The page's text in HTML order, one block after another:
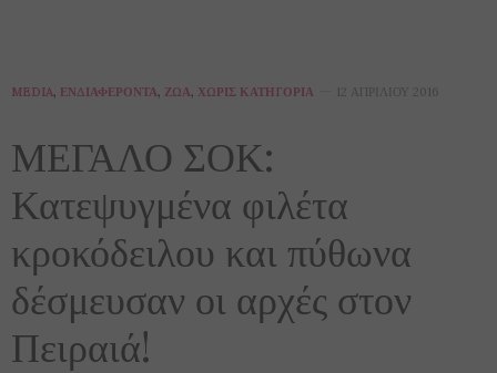
MEDIA, ΕΝΔΙΑΦΈΡΟΝΤΑ, ΖΏΑ, ΧΩΡΊΣ ΚΑΤΗΓΟΡΊΑ 12 ΑΠΡΙΛΊΟΥ 2016
ΜΕΓΑΛΟ ΣΟΚ:
Κατεψυγμένα φιλέτα
κροκόδειλου και πύθωνα
δέσμευσαν οι αρχές στον
Πειραιά!